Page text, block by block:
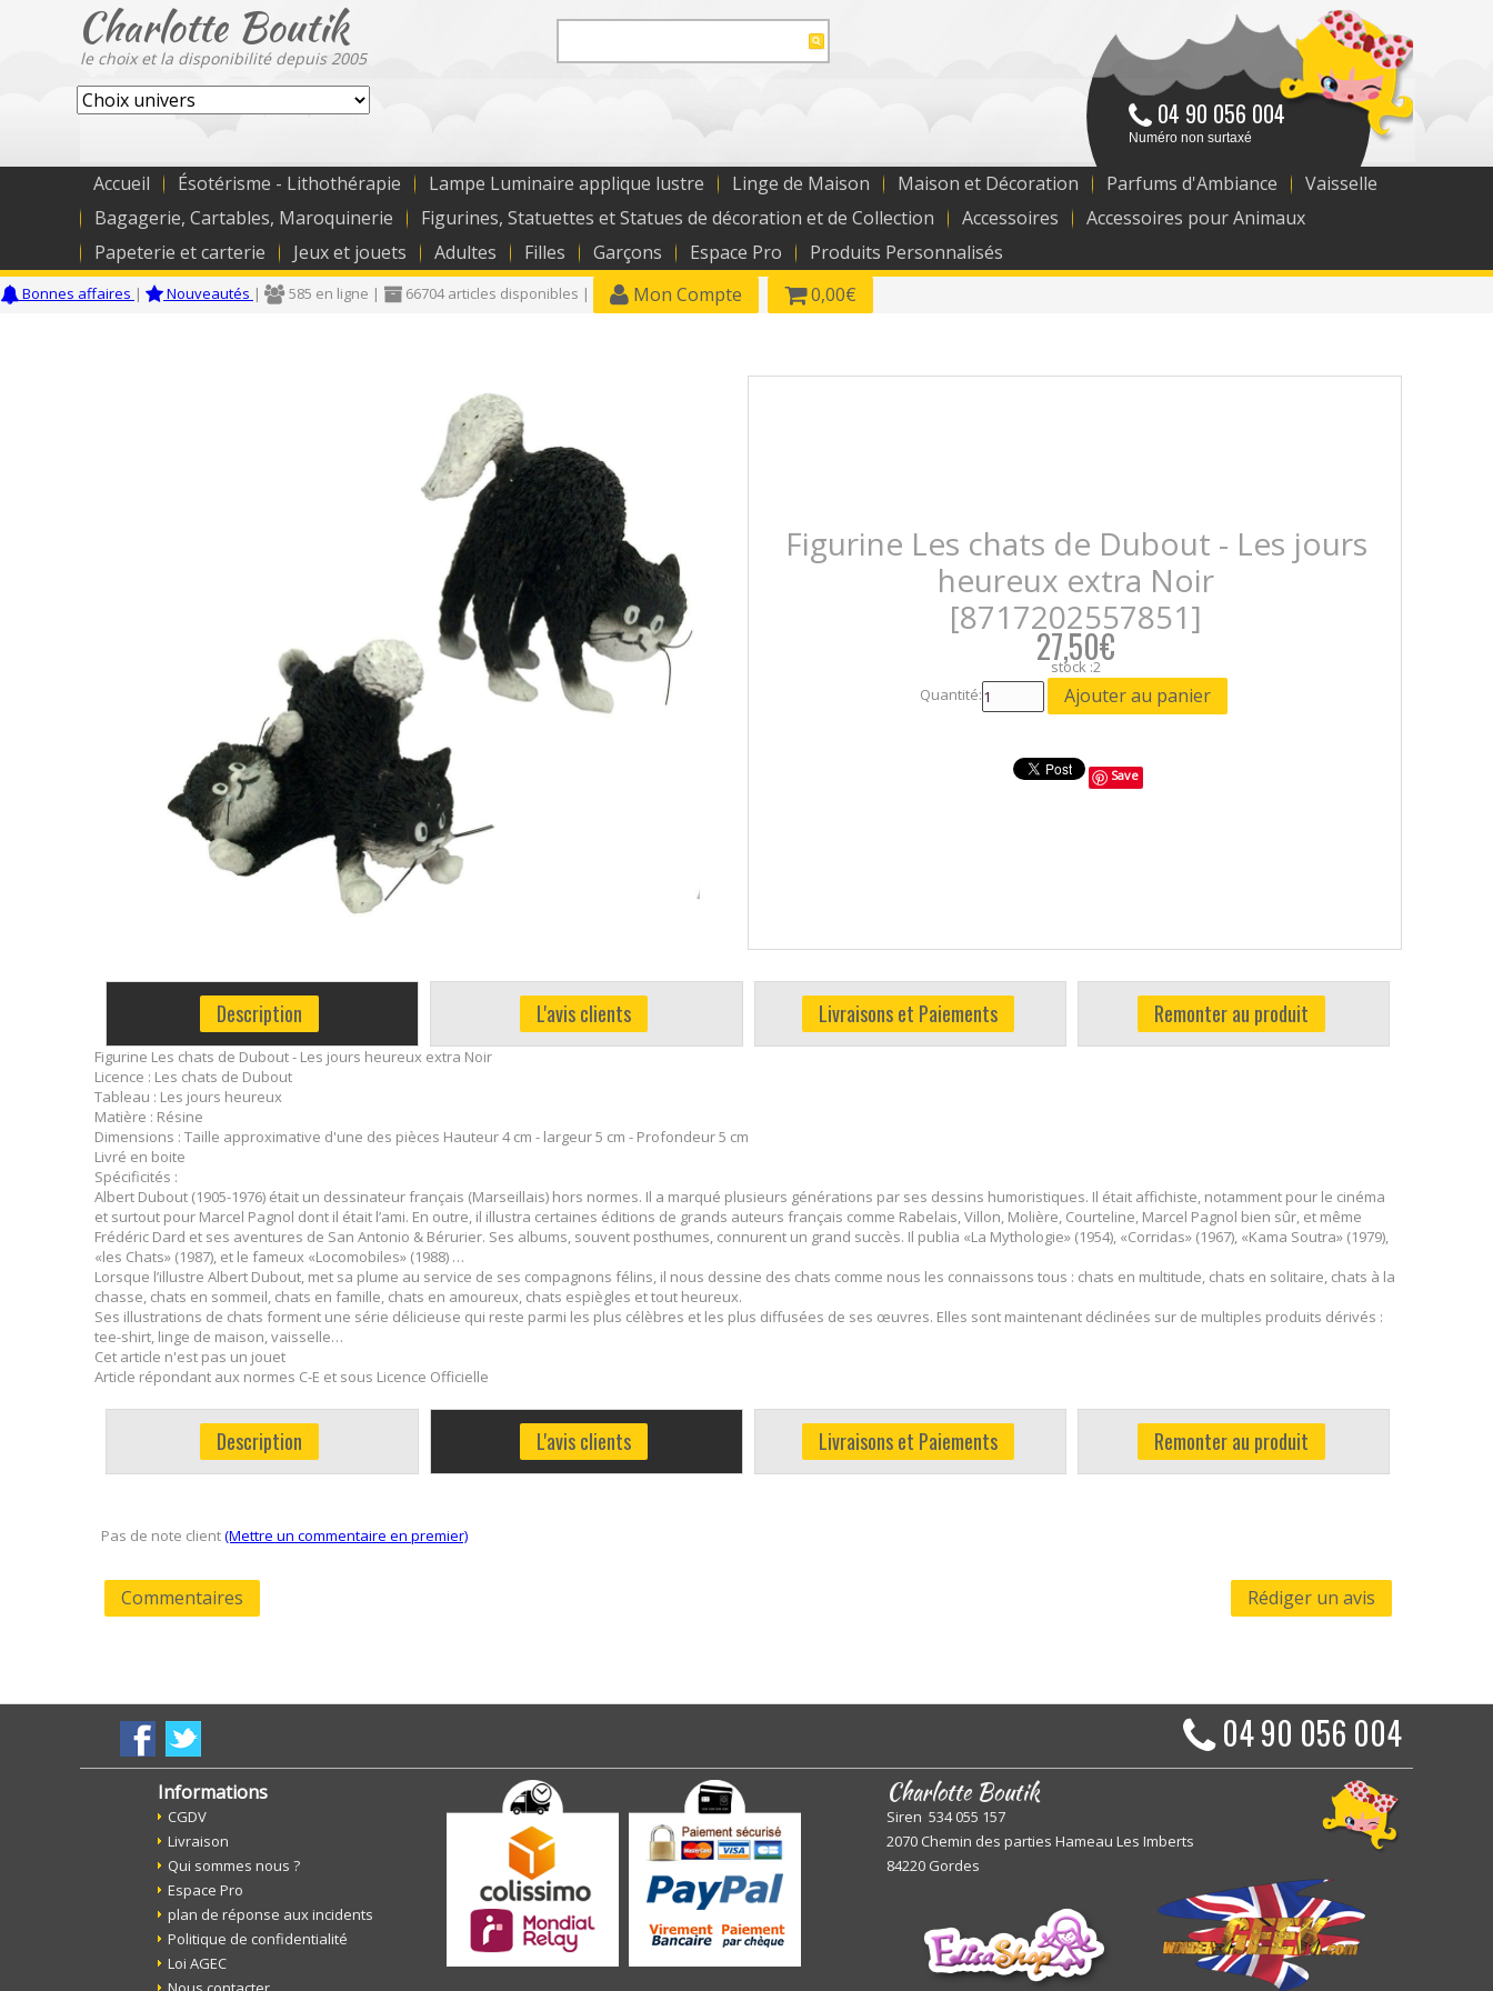
04 90 056 004
Numéro non surtaxé
Charlotte Boutik
le choix et la disponibilité depuis 2005
Accueil Ésotérisme - Lithothérapie Lampe Luminaire applique lustre Linge de Maison Maison et Décoration Parfums d'Ambiance
Vaisselle
Bagagerie, Cartables, Maroquinerie
Figurines, Statuettes et Statues de décoration et de Collection Accessoires
Accessoires pour Animaux
Papeterie et carterie
Jeux et jouets Adultes Filles Garçons Espace Pro Produits Personnalisés
Bonnes affaires | Nouveautés | 585 en ligne | 66704 articles disponibles | Mon Compte 0,00€
Figurine Les chats de Dubout - Les jours
heureux extra Noir
[8717202557851]
27,50€
stock :2
Quantité:
Save
Description L'avis clients Livraisons et Paiements Remonter au produit
Figurine Les chats de Dubout - Les jours heureux extra Noir
Licence : Les chats de Dubout
Tableau : Les jours heureux
Matière : Résine
Dimensions : Taille approximative d'une des pièces Hauteur 4 cm - largeur 5 cm - Profondeur 5 cm
Livré en boite
Spécificités :
Albert Dubout (1905-1976) était un dessinateur français (Marseillais) hors normes. Il a marqué plusieurs générations par ses dessins humoristiques. Il était affichiste, notamment pour le cinéma
et surtout pour Marcel Pagnol dont il était l’ami. En outre, il illustra certaines éditions de grands auteurs français comme Rabelais, Villon, Molière, Courteline, Marcel Pagnol bien sûr, et même
Frédéric Dard et ses aventures de San Antonio & Bérurier. Ses albums, souvent posthumes, connurent un grand succès. Il publia «La Mythologie» (1954), «Corridas» (1967), «Kama Soutra» (1979),
«les Chats» (1987), et le fameux «Locomobiles» (1988) …
Lorsque l’illustre Albert Dubout, met sa plume au service de ses compagnons félins, il nous dessine des chats comme nous les connaissons tous : chats en multitude, chats en solitaire, chats à la
chasse, chats en sommeil, chats en famille, chats en amoureux, chats espiègles et tout heureux.
Ses illustrations de chats forment une série délicieuse qui reste parmi les plus célèbres et les plus diffusées de ses œuvres. Elles sont maintenant déclinées sur de multiples produits dérivés :
tee-shirt, linge de maison, vaisselle…
Cet article n'est pas un jouet
Article répondant aux normes C-E et sous Licence Officielle
Description L'avis clients Livraisons et Paiements Remonter au produit
Pas de note client(Mettre un commentaire en premier)
Commentaires Rédiger un avis
04 90 056 004
Informations
CGDV
Livraison
Qui sommes nous ?
Espace Pro
plan de réponse aux incidents
Politique de confidentialité
Loi AGEC
Charlotte Boutik
Siren 534 055 157
2070 Chemin des parties Hameau Les Imberts
84220 Gordes